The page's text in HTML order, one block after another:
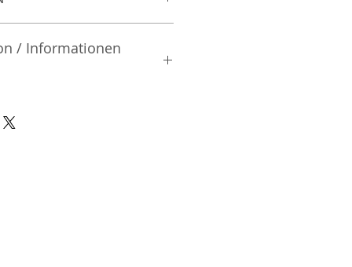
/ Informationen